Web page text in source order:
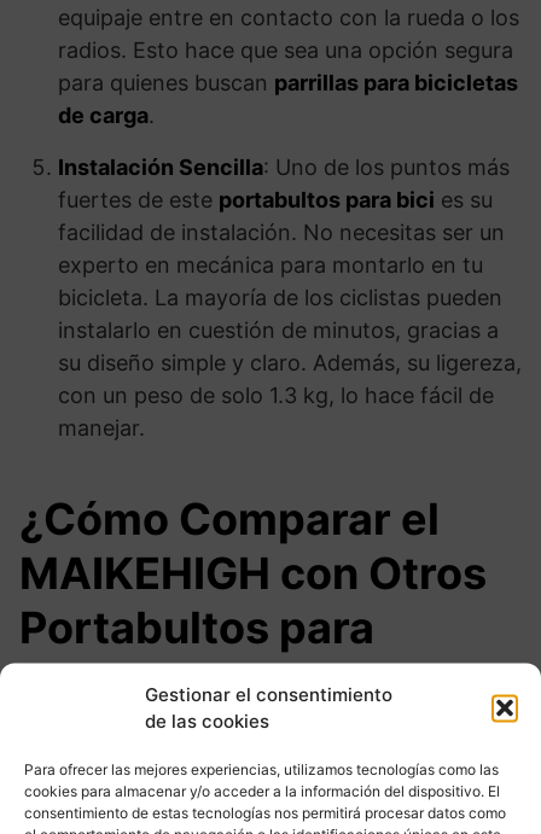
Gestionar el consentimiento
de las cookies
Para ofrecer las mejores experiencias, utilizamos tecnologías como las
cookies para almacenar y/o acceder a la información del dispositivo. El
consentimiento de estas tecnologías nos permitirá procesar datos como
equipaje entre en contacto con la rueda o los
radios. Esto hace que sea una opción segura
para quienes buscan parrillas para bicicletas
de carga.
Instalación Sencilla: Uno de los puntos más
fuertes de este portabultos para bici es su
facilidad de instalación. No necesitas ser un
experto en mecánica para montarlo en tu
bicicleta. La mayoría de los ciclistas pueden
instalarlo en cuestión de minutos, gracias a
su diseño simple y claro. Además, su ligereza,
con un peso de solo 1.3 kg, lo hace fácil de
manejar.
¿Cómo Comparar el
MAIKEHIGH con Otros
Portabultos para
Bicicleta?
bicicleta, es crucial comparar diferentes
opciones en el mercado. Existen